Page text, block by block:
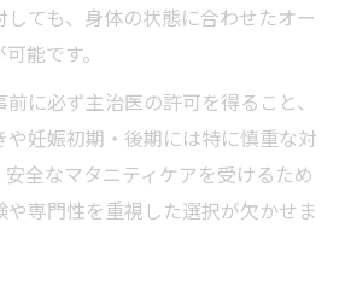
調改善は鍼灸整骨院の専門施術
灸を併用した妊婦ケアの効果とは
で受けるマタニティ整体の流れ
寧対応する鍼灸整骨院の魅力
が妊婦の悩みに寄り添う施術と
ても、身体の状態に合わせたオー
能です。
に必ず主治医の許可を得ること、
妊娠初期・後期には特に慎重な対
全なマタニティケアを受けるため
専門性を重視した選択が欠かせま